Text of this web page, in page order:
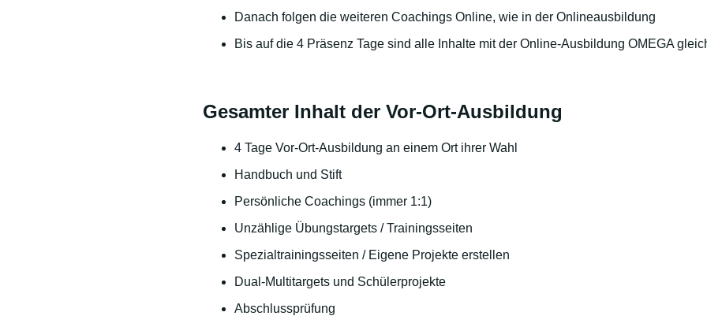
Danach folgen die weiteren Coachings Online, wie in der Onlineausbildung
Bis auf die 4 Präsenz Tage sind alle Inhalte mit der Online-Ausbildung OMEGA
Gesamter Inhalt der Vor-Ort-Ausbildung
4 Tage Vor-Ort-Ausbildung an einem Ort ihrer Wahl
Handbuch und Stift
Persönliche Coachings (immer 1:1)
Unzählige Übungstargets / Trainingsseiten
Spezialtrainingsseiten / Eigene Projekte erstellen
Dual-Multitargets und Schülerprojekte
Abschlussprüfung